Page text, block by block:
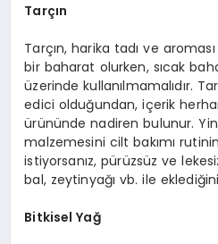
Tarçın
Tarçın, harika tadı ve
bir baharat olurken, sıcak
üzerinde kullanılmamalıdır.
edici olduğundan, içerik
ürününde nadiren bulunur.
malzemesini cilt bakımı
istiyorsanız, pürüzsüz ve
bal, zeytinyağı vb. ile
Bitkisel Yağ